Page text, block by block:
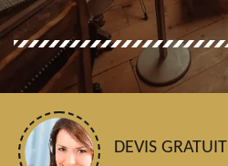
DEVIS GRATUIT